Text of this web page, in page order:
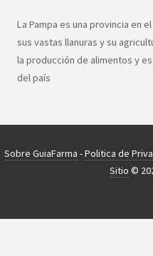
La Pampa es una provincia en
sus vastas llanuras y su
la producción de alimentos y
del país
Sobre GuiaFarma -Politica de
Sitio ©